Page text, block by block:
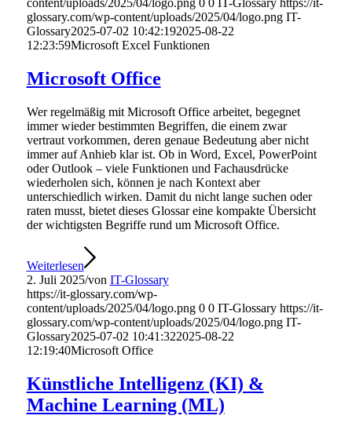
glossary.com/wp-content/uploads/2025/04/logo.png IT-
Glossary2025-07-02 10:42:192025-08-22
12:23:59Microsoft Excel Funktionen
Microsoft Office
Wer regelmäßig mit Microsoft Office arbeitet, begegnet
immer wieder bestimmten Begriffen, die einem zwar
vertraut vorkommen, deren genaue Bedeutung aber nicht
immer auf Anhieb klar ist. Ob in Word, Excel, PowerPoint
oder Outlook – viele Funktionen und Fachausdrücke
wiederholen sich, können je nach Kontext aber
unterschiedlich wirken. Damit du nicht lange suchen oder
raten musst, bietet dieses Glossar eine kompakte Übersicht
der wichtigsten Begriffe rund um Microsoft Office.
Weiterlesen
2. Juli 2025/von IT-Glossary
https://it-glossary.com/wp-
content/uploads/2025/04/logo.png 0 0 IT-Glossary https://it-
glossary.com/wp-content/uploads/2025/04/logo.png IT-
Glossary2025-07-02 10:41:322025-08-22
12:19:40Microsoft Office
Künstliche Intelligenz (KI) &
Machine Learning (ML)